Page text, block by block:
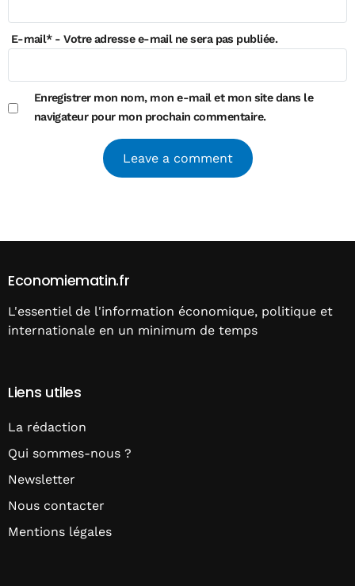
E-mail*- Votre adresse e-mail ne sera pas publiée.
Enregistrer mon nom, mon e-mail et mon site dans le
navigateur pour mon prochain commentaire.
Economiematin.fr
L'essentiel de l'information économique, politique et
internationale en un minimum de temps
Liens utiles
La rédaction
Qui sommes-nous ?
Newsletter
Nous contacter
Mentions légales